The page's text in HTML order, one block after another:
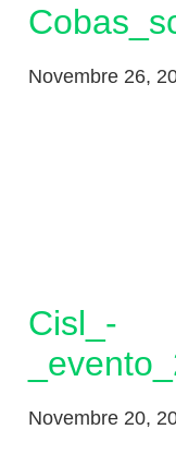
Novembre 26,
cisl_-
Novembre 20,